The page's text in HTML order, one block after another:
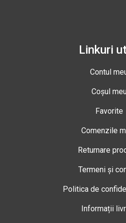
Linkuri
Contul
Coșul
Favorite
Comenzile
Returnare
Termeni și
Politica de
Informații